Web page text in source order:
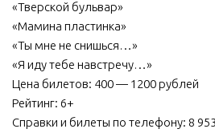
МБОУ ДО «Детская музыкальная
музей»
МБУ Парк культуры и отдыха им.
МБУК «Централизованная
«Тверской бульвар»
«Мамина пластинка»
«Ты мне не снишься…»
«Я иду тебе навстречу…»
Цена билетов: 400 — 1200 рублей
Рейтинг: 6+
Справки и билеты по телефону: 8